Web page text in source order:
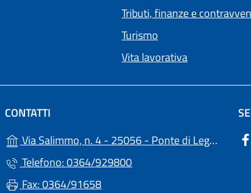
Tributi, finanze e
Turismo
Vita lavorativa
CONTATTI
Via Salimmo, n. 4 - 25056 - Ponte di Legno (BS)
Telefono: 0364/929800
Fax: 0364/91658